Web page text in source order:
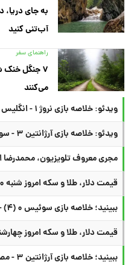
به جای
آب‌تنی کنید
راهنمای سفر
۷ جنگل خنک
می‌کنند
ویدئو: خلاصه بازی نروژ ۱ - انگلیس ۲
ویدئو: خلاصه بازی آرژانتین ۳ - سوئیس ۱
مجری معروف تلویزیون،
قیمت دلار، طلا و سکه امروز شنبه ۲۰ تیر
ببینید؛ خلاصه بازی سوئیس ۰ (۴) - کلمبیا ۰ (۳) در جام جهانی
قیمت دلار، طلا و سکه امروز چهارشنبه ۱۷ تیر
ببینید؛ خلاصه بازی آرژانتین ۳ - مصر ۲ در جام جهانی